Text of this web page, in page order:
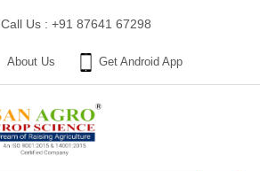
Call Us : +91 87641 67298
About Us Get Android App